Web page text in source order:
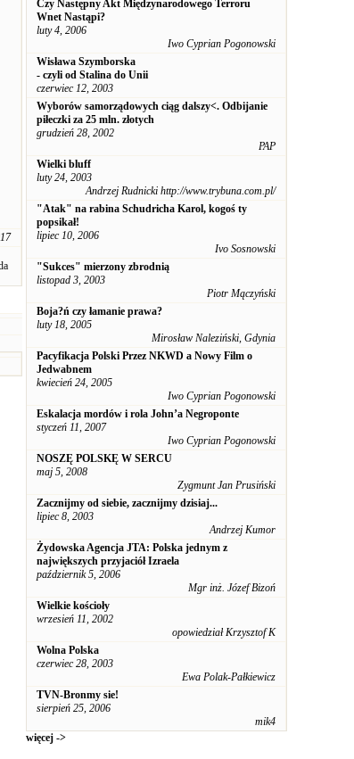
Czy Następny Akt Międzynarodowego Terroru
Wnet Nastąpi?
luty 4, 2006
Iwo Cyprian Pogonowski
Wisława Szymborska
- czyli od Stalina do Unii
czerwiec 12, 2003
Wyborów samorządowych ciąg dalszy<. Odbijanie
piłeczki za 25 mln. złotych
grudzień 28, 2002
PAP
Wielki bluff
luty 24, 2003
Andrzej Rudnicki http://www.trybuna.com.pl/
"Atak" na rabina Schudricha Karol, kogoś ty
popsikał!
lipiec 10, 2006
Ivo Sosnowski
"Sukces" mierzony zbrodnią
listopad 3, 2003
Piotr Mączyński
Boja?ń czy łamanie prawa?
luty 18, 2005
Mirosław Naleziński, Gdynia
Pacyfikacja Polski Przez NKWD a Nowy Film o
Jedwabnem
kwiecień 24, 2005
Iwo Cyprian Pogonowski
Eskalacja mordów i rola John’a Negroponte
styczeń 11, 2007
Iwo Cyprian Pogonowski
NOSZĘ POLSKĘ W SERCU
maj 5, 2008
Zygmunt Jan Prusiński
Zacznijmy od siebie, zacznijmy dzisiaj...
lipiec 8, 2003
Andrzej Kumor
Żydowska Agencja JTA: Polska jednym z
największych przyjaciół Izraela
październik 5, 2006
Mgr inż. Józef Bizoń
Wielkie kościoły
wrzesień 11, 2002
opowiedział Krzysztof K
Wolna Polska
czerwiec 28, 2003
Ewa Polak-Pałkiewicz
TVN-Bronmy sie!
sierpień 25, 2006
mik4
więcej ->